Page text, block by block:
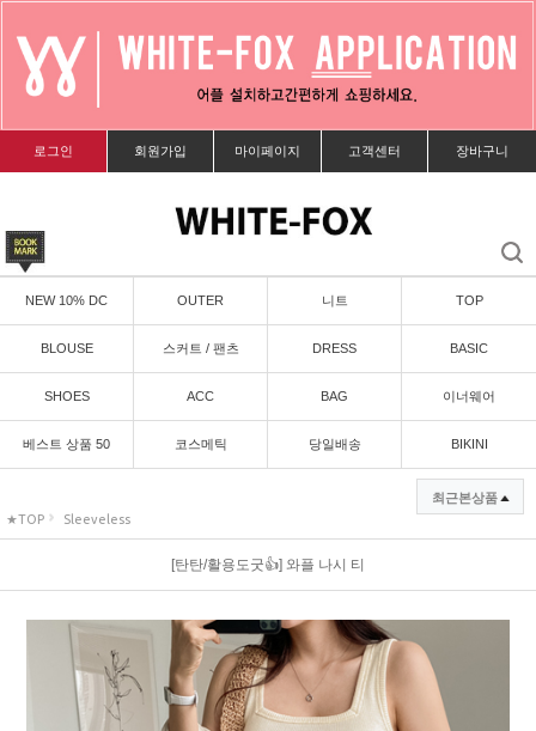
로그인 회원가입 마이페이지 고객센터 장바구니
NEW 10% DC OUTER 니트 TOP
BLOUSE 스커트 / 팬츠 DRESS BASIC
SHOES ACC BAG 이너웨어
베스트 상품 50 코스메틱 당일배송 BIKINI
★TOP Sleeveless
최근본상품
[탄탄/활용도굿👍] 와플 나시 티